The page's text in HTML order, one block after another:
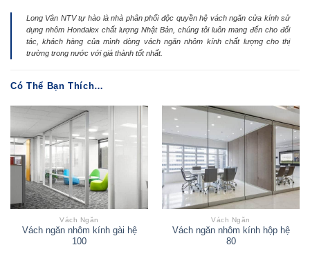
Long Vân NTV tự hào là nhà phân phối độc quyền hệ vách ngăn cửa kính sử
dụng nhôm Hondalex chất lượng Nhật Bản, chúng tôi luôn mang đến cho đối
tác, khách hàng của mình dòng vách ngăn nhôm kính chất lượng cho thị
trường trong nước với giá thành tốt nhất.
Có Thể Bạn Thích…
Vách Ngăn
Vách ngăn nhôm kính gài hệ
100
Vách Ngăn
Vách ngăn nhôm kính hộp hệ
80